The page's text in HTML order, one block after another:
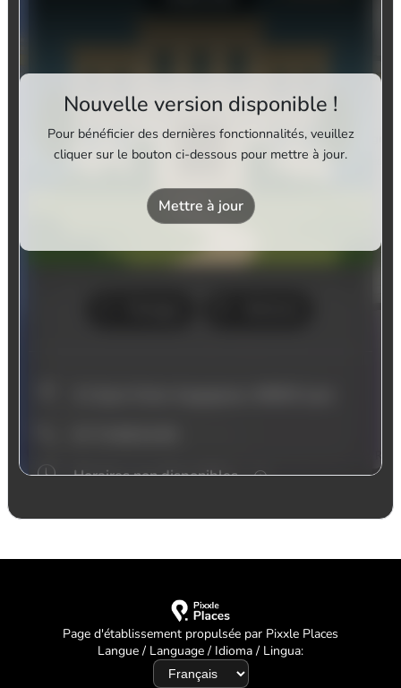
Page d'établissement propulsée par Pixxle Places
Langue / Language / Idioma / Lingua: